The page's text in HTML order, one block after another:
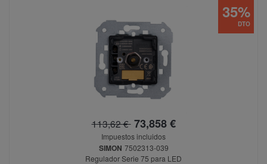
113,62 €73,858 €
Impuestos incluidos
SIMON 7502313-039
Regulador Serie 75 para LED
DTO
35%